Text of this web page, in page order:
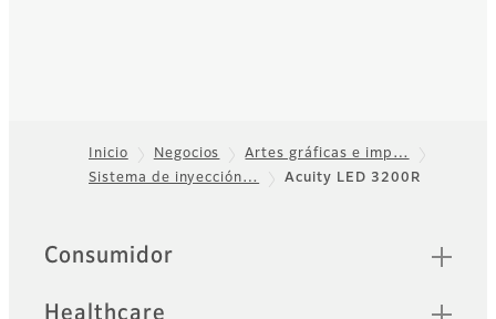
Footer
Inicio Negocios
Artes gráficas e imp…
Sistema de inyección…
Acuity LED 3200R
Sitemap
Consumidor
Healthcare